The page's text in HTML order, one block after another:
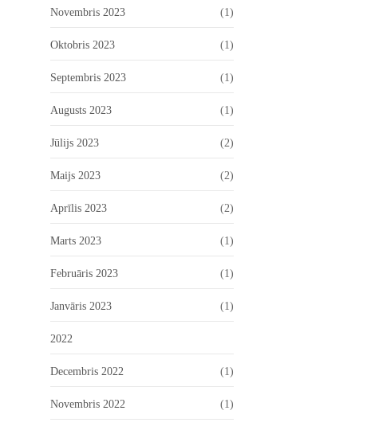
Novembris 2023 (1)
Oktobris 2023 (1)
Septembris 2023 (1)
Augusts 2023 (1)
Jūlijs 2023 (2)
Maijs 2023 (2)
Aprīlis 2023 (2)
Marts 2023 (1)
Februāris 2023 (1)
Janvāris 2023 (1)
2022
Decembris 2022 (1)
Novembris 2022 (1)